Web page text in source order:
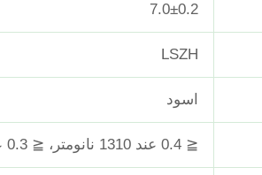
7.0±0.2
LSZH
اسود
≦ 0.4 عند 1310 نانومتر، ≦ 0.3 عند 1550 نانومتر